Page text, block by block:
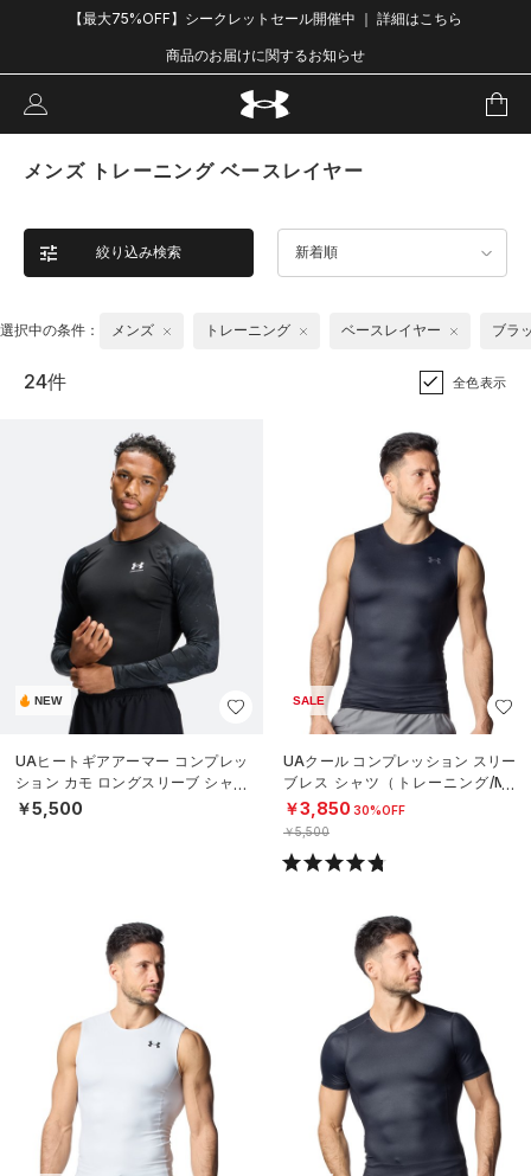
【最大75%OFF】シークレットセール開催中 ｜ 詳細はこちら
商品のお届けに関するお知らせ
メンズ トレーニング ベースレイヤー
絞り込み検索 新着順
選択中の条件： メンズ トレーニング ベースレイヤー ブラ
24件 全色表示
NEW
UAヒートギアアーマー コンプレッ
ション カモ ロングスリーブ シャツ
（トレーニング/MEN）
￥5,500
SALE
UAクール コンプレッション スリー
ブレス シャツ（トレーニング/ME
N）
￥3,850 30%OFF
￥5,500